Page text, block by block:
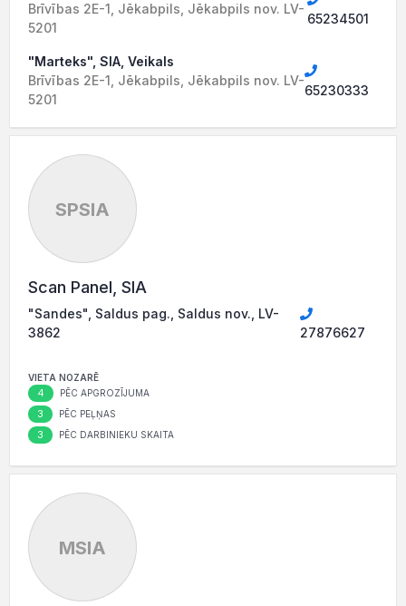
Brīvības 2E-1, Jēkabpils, Jēkabpils nov. LV-
5201
65234501
"Marteks", SIA, Veikals
Brīvības 2E-1, Jēkabpils, Jēkabpils nov. LV-
5201
65230333
SPSIA
Scan Panel, SIA
"Sandes", Saldus pag., Saldus nov., LV-
3862
27876627
VIETA NOZARĒ
4 PĒC APGROZĪJUMA
3 PĒC PEĻŅAS
3 PĒC DARBINIEKU SKAITA
MSIA